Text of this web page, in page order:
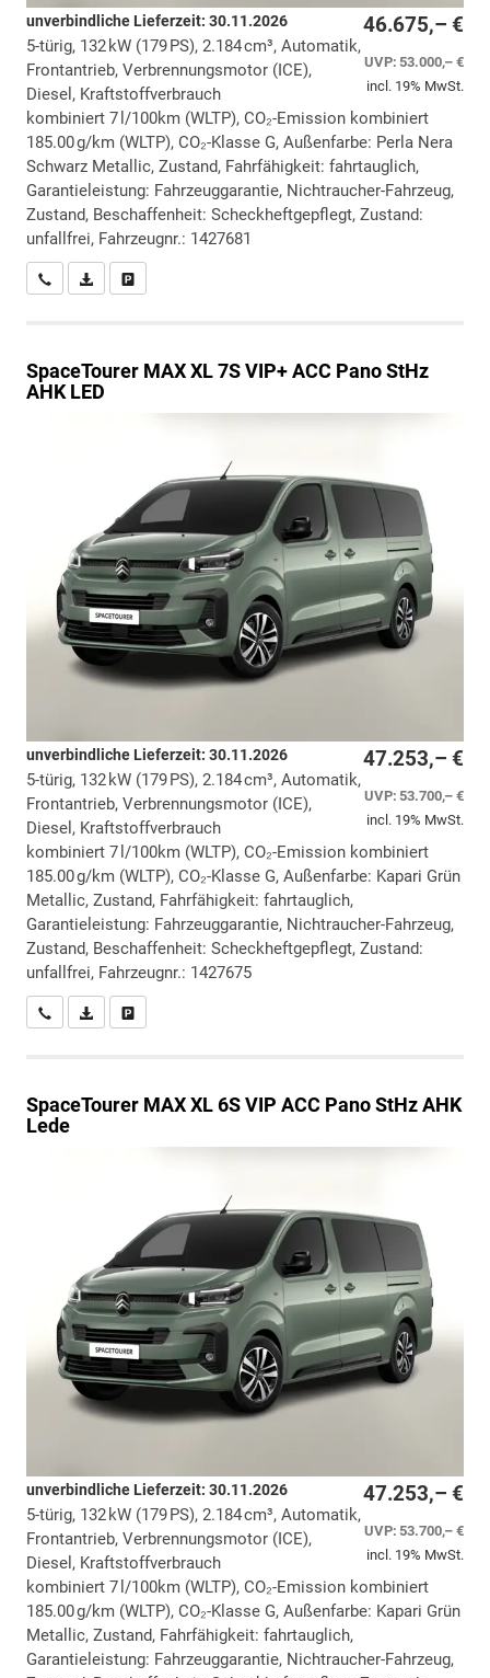
46.675,– €
UVP:53.000,– €
incl. 19% MwSt.
unverbindliche Lieferzeit: 30.11.2026
5-türig, 132 kW (179 PS), 2.184 cm³, Automatik,
Frontantrieb, Verbrennungsmotor (ICE),
Diesel, Kraftstoffverbrauch
kombiniert 7 l/100km (WLTP), CO₂-Emission kombiniert
185.00 g/km (WLTP), CO₂-Klasse G, Außenfarbe: Perla Nera
Schwarz Metallic, Zustand, Fahrfähigkeit: fahrtauglich,
Garantieleistung: Fahrzeuggarantie, Nichtraucher-Fahrzeug,
Zustand, Beschaffenheit: Scheckheftgepflegt, Zustand:
unfallfrei, Fahrzeugnr.: 1427681
Wir rufen Sie anPDF-Datei, Fahrzeugexposé drucken
SpaceTourer MAX XL 7S VIP+ ACC Pano StHz
AHK LED
47.253,– €
UVP:53.700,– €
incl. 19% MwSt.
unverbindliche Lieferzeit: 30.11.2026
5-türig, 132 kW (179 PS), 2.184 cm³, Automatik,
Frontantrieb, Verbrennungsmotor (ICE),
Diesel, Kraftstoffverbrauch
kombiniert 7 l/100km (WLTP), CO₂-Emission kombiniert
185.00 g/km (WLTP), CO₂-Klasse G, Außenfarbe: Kapari Grün
Metallic, Zustand, Fahrfähigkeit: fahrtauglich,
Garantieleistung: Fahrzeuggarantie, Nichtraucher-Fahrzeug,
Zustand, Beschaffenheit: Scheckheftgepflegt, Zustand:
unfallfrei, Fahrzeugnr.: 1427675
Wir rufen Sie anPDF-Datei, Fahrzeugexposé drucken
SpaceTourer MAX XL 6S VIP ACC Pano StHz AHK
Lede
47.253,– €
UVP:53.700,– €
incl. 19% MwSt.
unverbindliche Lieferzeit: 30.11.2026
5-türig, 132 kW (179 PS), 2.184 cm³, Automatik,
Frontantrieb, Verbrennungsmotor (ICE),
Diesel, Kraftstoffverbrauch
kombiniert 7 l/100km (WLTP), CO₂-Emission kombiniert
185.00 g/km (WLTP), CO₂-Klasse G, Außenfarbe: Kapari Grün
Metallic, Zustand, Fahrfähigkeit: fahrtauglich,
Garantieleistung: Fahrzeuggarantie, Nichtraucher-Fahrzeug,